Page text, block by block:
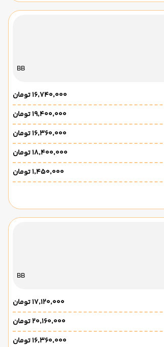
BB
۱۶٬۷۴۰٬۰۰۰ تومان
۱۹٬۴۰۰٬۰۰۰ تومان
۱۶٬۳۶۰٬۰۰۰ تومان
۱۸٬۴۰۰٬۰۰۰ تومان
۱٬۴۵۰٬۰۰۰ تومان
BB
۱۷٬۱۲۰٬۰۰۰ تومان
۲۰٬۱۶۰٬۰۰۰ تومان
۱۶٬۳۶۰٬۰۰۰ تومان